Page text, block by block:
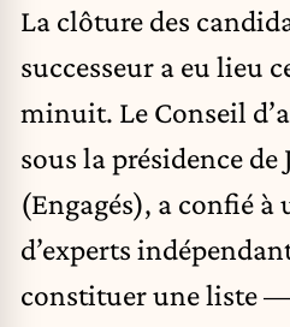
La clôture des
successeur a eu lieu
minuit. Le Conseil
sous la présidence
(Engagés), a confié à
d’experts
constituer une liste